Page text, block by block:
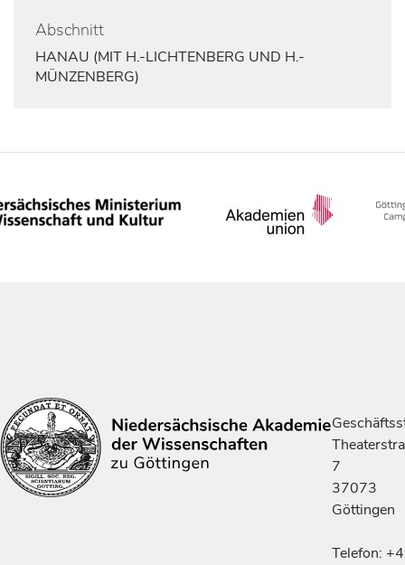
Abschnitt
HANAU (MIT H.-LICHTENBERG UND H.-
MÜNZENBERG)
7
37073
Göttingen
Telefon: